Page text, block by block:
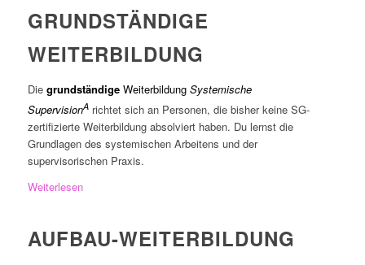
GRUNDSTÄNDIGE
WEITERBILDUNG
Die grundständige Weiterbildung Systemische
SupervisionA richtet sich an Personen, die bisher keine SG-
zertifizierte Weiterbildung absolviert haben. Du lernst die
Grundlagen des systemischen Arbeitens und der
supervisorischen Praxis.
Weiterlesen
AUFBAU-WEITERBILDUNG